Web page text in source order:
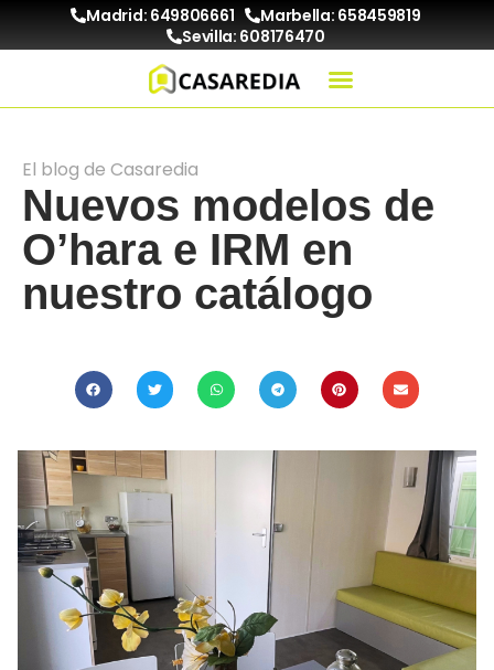
Madrid: 649806661
Marbella: 658459819
Sevilla: 608176470
El blog de Casaredia
Nuevos modelos de
O’hara e IRM en
nuestro catálogo